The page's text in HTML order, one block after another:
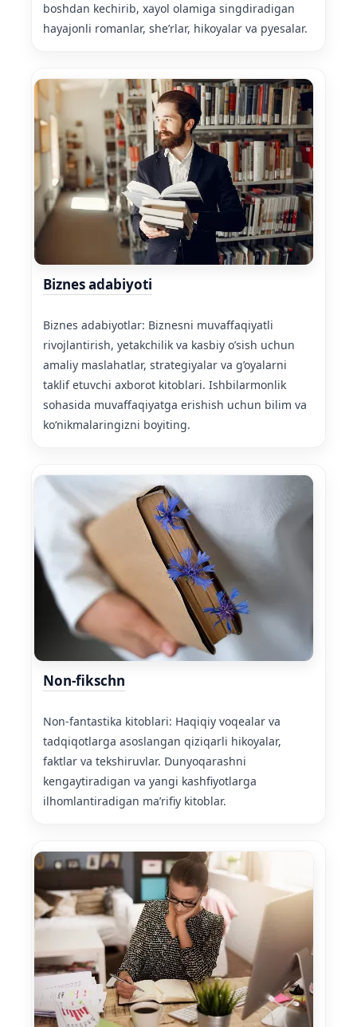
boshdan kechirib, xayol olamiga singdiradigan
hayajonli romanlar, sheʼrlar, hikoyalar va pyesalar.
Biznes adabiyoti
Biznes adabiyotlar: Biznesni muvaffaqiyatli
rivojlantirish, yetakchilik va kasbiy o’sish uchun
amaliy maslahatlar, strategiyalar va g’oyalarni
taklif etuvchi axborot kitoblari. Ishbilarmonlik
sohasida muvaffaqiyatga erishish uchun bilim va
koʻnikmalaringizni boyiting.
Non-fikschn
Non-fantastika kitoblari: Haqiqiy voqealar va
tadqiqotlarga asoslangan qiziqarli hikoyalar,
faktlar va tekshiruvlar. Dunyoqarashni
kengaytiradigan va yangi kashfiyotlarga
ilhomlantiradigan ma’rifiy kitoblar.